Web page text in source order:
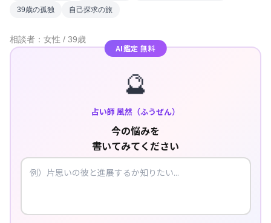
39歳の孤独
自己探求の旅
相談者：女性 / 39歳
AI鑑定 無料
🔮
占い師 風然（ふうぜん）
今の悩みを
書いてみてください